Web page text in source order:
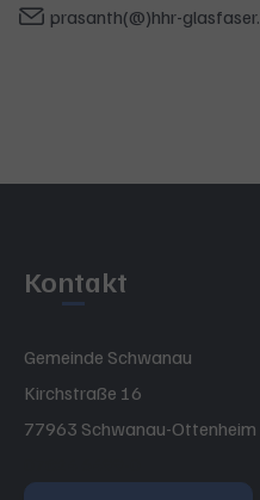
prasanth(@)hhr-
Kontakt
Gemeinde Schwanau
Kirchstraße 16
77963 Schwanau-Ottenheim